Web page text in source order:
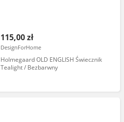
115,00 zł
DesignForHome
Holmegaard OLD ENGLISH Świecznik
Tealight / Bezbarwny